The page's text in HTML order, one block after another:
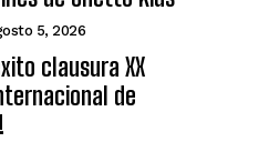
5, 2026
clausura XX
de